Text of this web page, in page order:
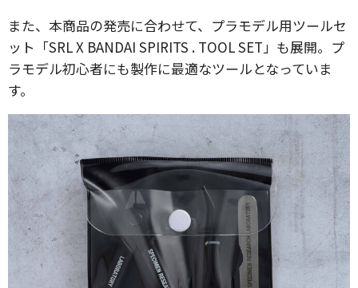
また、本商品の発売に合わせて、プラモデル用ツールセ
ット「SRL X BANDAI SPIRITS . TOOL SET」も展開。プ
ラモデル初心者にも製作に最適なツールとなっていま
す。